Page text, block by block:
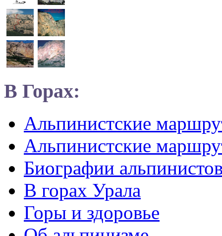
В Горах:
Альпинистские
Альпинистские
Биографии
В горах Урала
Горы и здоровье